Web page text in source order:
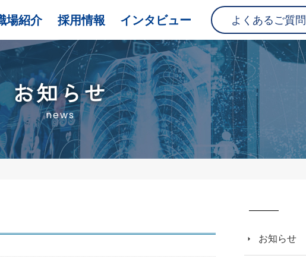
場紹介 採用情報 インタビュー よくあるご質問
お知らせ
news
お知らせ